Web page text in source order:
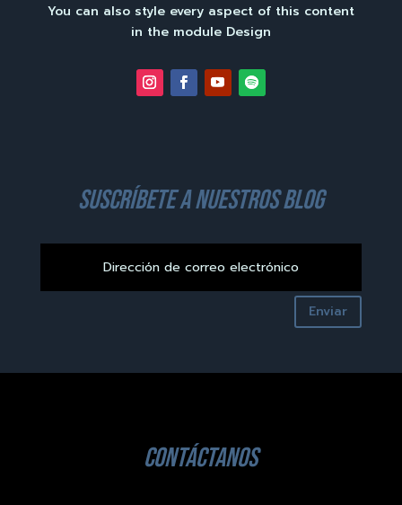
You can also style every aspect of this content
in the module Design
suscríbete a nuestros blog
Enviar
contáctanos